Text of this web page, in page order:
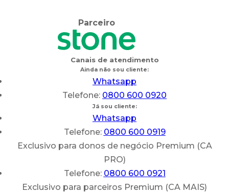
Parceiro
Canais de atendimento
Ainda não sou cliente:
Whatsapp
Telefone: 0800 600 0920
Já sou cliente:
Whatsapp
Telefone: 0800 600 0919
Exclusivo para donos de negócio Premium (CA
PRO)
Telefone: 0800 600 0921
Exclusivo para parceiros Premium (CA MAIS)